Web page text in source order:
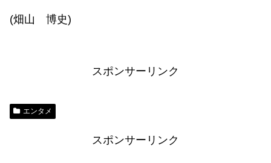
(畑山 博史)
スポンサーリンク
エンタメ
スポンサーリンク